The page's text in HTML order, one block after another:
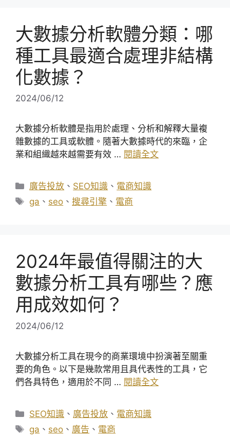
大數據分析軟體分類：哪
種工具最適合處理非結構
化數據？
2024/06/12
大數據分析軟體是指用於處理、分析和解釋大量複
雜數據的工具或軟體。隨著大數據時代的來臨，企
業和組織越來越需要有效 … 閱讀全文
分
類
廣告投放 、 SEO知識 、 電商知識
標
ga 、 seo 、搜尋引擎 、 電商
2024年最值得關注的大
數據分析工具有哪些？應
用成效如何？
2024/06/12
大數據分析工具在現今的商業環境中扮演著至關重
要的角色。以下是幾款常用且具代表性的工具，它
們各具特色，適用於不同 … 閱讀全文
分
SEO知識 、 廣告投放 、 電商知識
標
ga 、 seo 、 廣告 、 電商